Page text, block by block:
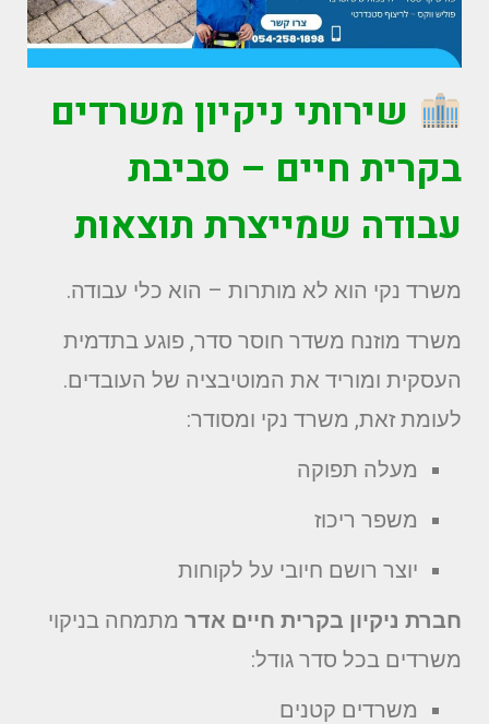
שירותי ניקיון משרדים
בקרית חיים – סביבת
עבודה שמייצרת תוצאות
משרד נקי הוא לא מותרות – הוא כלי עבודה.
משרד מוזנח משדר חוסר סדר, פוגע בתדמית
העסקית ומוריד את המוטיבציה של העובדים.
לעומת זאת, משרד נקי ומסודר:
מעלה תפוקה
משפר ריכוז
יוצר רושם חיובי על לקוחות
חברת ניקיון בקרית חיים אדר מתמחה בניקוי
משרדים בכל סדר גודל:
משרדים קטנים